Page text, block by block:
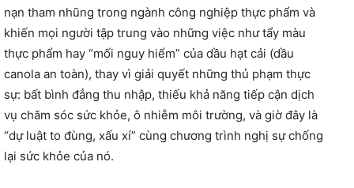
nạn tham nhũng trong ngành công nghiệp thực phẩm và
khiến mọi người tập trung vào những việc như tẩy màu
thực phẩm hay “mối nguy hiểm” của dầu hạt cải (dầu
canola an toàn), thay vì giải quyết những thủ phạm thực
sự: bất bình đẳng thu nhập, thiếu khả năng tiếp cận dịch
vụ chăm sóc sức khỏe, ô nhiễm môi trường, và giờ đây là
“dự luật to đùng, xấu xí” cùng chương trình nghị sự chống
lại sức khỏe của nó.